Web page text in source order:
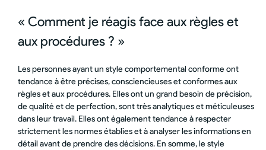
« Comment je réagis face aux règles et
aux procédures ? »
Les personnes ayant un style comportemental conforme ont
tendance à être précises, consciencieuses et conformes aux
règles et aux procédures. Elles ont un grand besoin de précision,
de qualité et de perfection, sont très analytiques et méticuleuses
dans leur travail. Elles ont également tendance à respecter
strictement les normes établies et à analyser les informations en
détail avant de prendre des décisions. En somme, le style